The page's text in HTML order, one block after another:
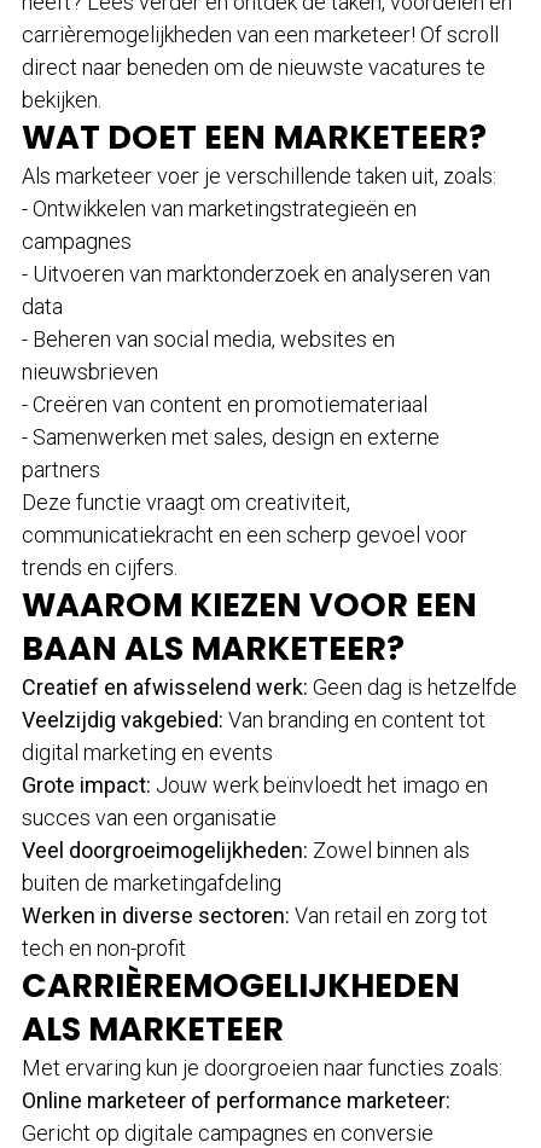
carrièremogelijkheden van een marketeer! Of scroll
direct naar beneden om de nieuwste vacatures te
bekijken.
WAT DOET EEN MARKETEER?
Als marketeer voer je verschillende taken uit, zoals:
- Ontwikkelen van marketingstrategieën en
campagnes
- Uitvoeren van marktonderzoek en analyseren van
data
- Beheren van social media, websites en
nieuwsbrieven
- Creëren van content en promotiemateriaal
- Samenwerken met sales, design en externe
partners
Deze functie vraagt om creativiteit,
communicatiekracht en een scherp gevoel voor
trends en cijfers.
WAAROM KIEZEN VOOR EEN
BAAN ALS MARKETEER?
Creatief en afwisselend werk: Geen dag is hetzelfde
Veelzijdig vakgebied: Van branding en content tot
digital marketing en events
Grote impact: Jouw werk beïnvloedt het imago en
succes van een organisatie
Veel doorgroeimogelijkheden: Zowel binnen als
buiten de marketingafdeling
Werken in diverse sectoren: Van retail en zorg tot
tech en non-profit
CARRIÈREMOGELIJKHEDEN
ALS MARKETEER
Met ervaring kun je doorgroeien naar functies zoals:
Online marketeer of performance marketeer:
Gericht op digitale campagnes en conversie